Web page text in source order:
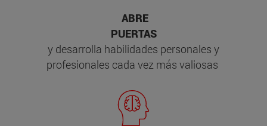
ABRE
PUERTAS
y desarrolla habilidades personales y
profesionales cada vez más valiosas